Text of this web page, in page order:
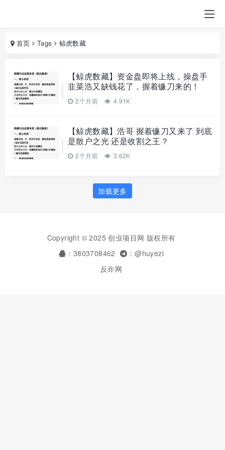
首页 Tags 鲸虎数藏
【鲸虎数藏】资金盘即将上线，操盘手
韭菜浩又缺钱花了，握着镰刀来的！
2个月前 4.91K
【鲸虎数藏】浩哥 握着镰刀又来了 到底
是散户之光 还是收割之王？
2个月前 3.62K
加载更多
Copyright © 2025 创业项目网 版权所有
：3803708462
：@huyezi
反诈网